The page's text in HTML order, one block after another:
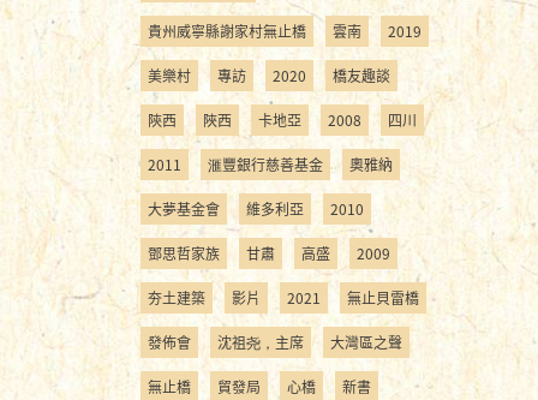
貴州威寧縣謝家村無止橋 雲南 2019
美樂村 專訪 2020 橋友趣談
陝西 陜西 卡地亞 2008 四川
2011 滙豐銀行慈善基金 奧雅納
大夢基金會 維多利亞 2010
鄧思哲家族 甘肅 高盛 2009
夯土建築 影片 2021 無止貝雷橋
發佈會 沈祖尧，主席 大灣區之聲
無止橋 貿發局 心橋 新書